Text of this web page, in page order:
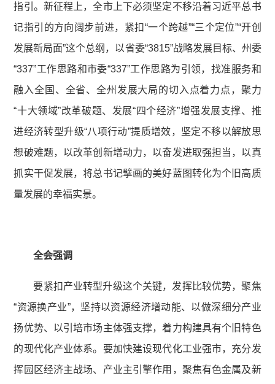
指引。新征程上，全市上下必须坚定不移沿着习近平总书
记指引的方向阔步前进，紧扣“一个跨越”“三个定位”“开创
发展新局面”这个总纲，以省委“3815”战略发展目标、州委
“337”工作思路和市委“337”工作思路为引领，找准服务和
融入全国、全省、全州发展大局的切入点着力点，聚力
“十大领域”改革破题、发展“四个经济”增强发展支撑、推
进经济转型升级“八项行动”提质增效，坚定不移以解放思
想破难题，以改革创新增动力，以奋发进取强担当，以真
抓实干促发展，将总书记擘画的美好蓝图转化为个旧高质
量发展的幸福实景。
全会强调
要紧扣产业转型升级这个关键，发挥比较优势，聚焦
“资源换产业”，坚持以资源经济增动能、以做深细分产业
扬优势、以引培市场主体强支撑，着力构建具有个旧特色
的现代化产业体系。要加快建设现代化工业强市，充分发
挥园区经济主战场、产业主引擎作用，聚焦有色金属及新